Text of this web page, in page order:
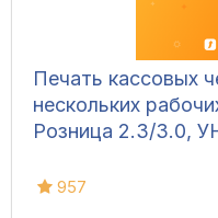
Печать кассовых
нескольких
Розница 2.3/3.0,
957